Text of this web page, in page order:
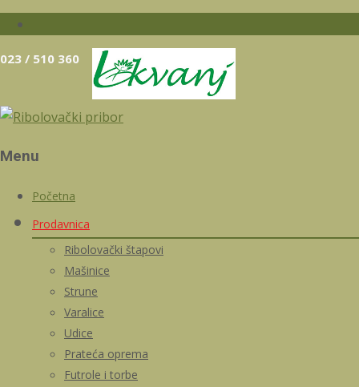
023 / 510 360
Menu
Skip
content
Početna
Prodavnica
Ribolovački štapovi
Mašinice
Strune
Varalice
Udice
Prateća oprema
Futrole i torbe